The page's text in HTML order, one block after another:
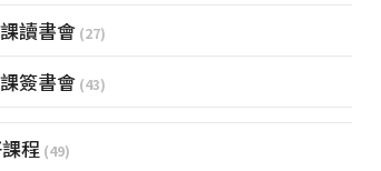
讀書會 (27)
簽書會 (43)
程 (49)